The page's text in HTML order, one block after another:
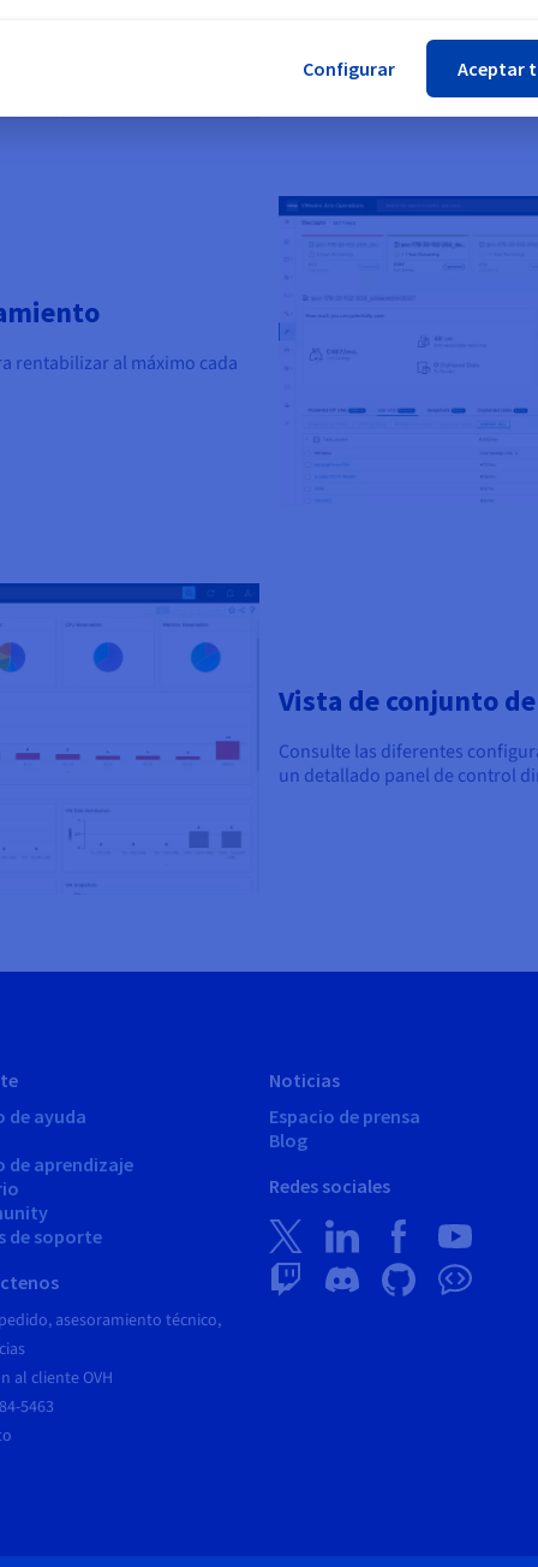
rentabilizar al máximo cada
Vista de conjunto
Consulte las diferentes
un detallado panel de control
de ayuda
de aprendizaje
de soporte
asesoramiento técnico,
al cliente OVH
5463
Noticias
Espacio de prensa
Blog
Redes sociales
Configurar Aceptar